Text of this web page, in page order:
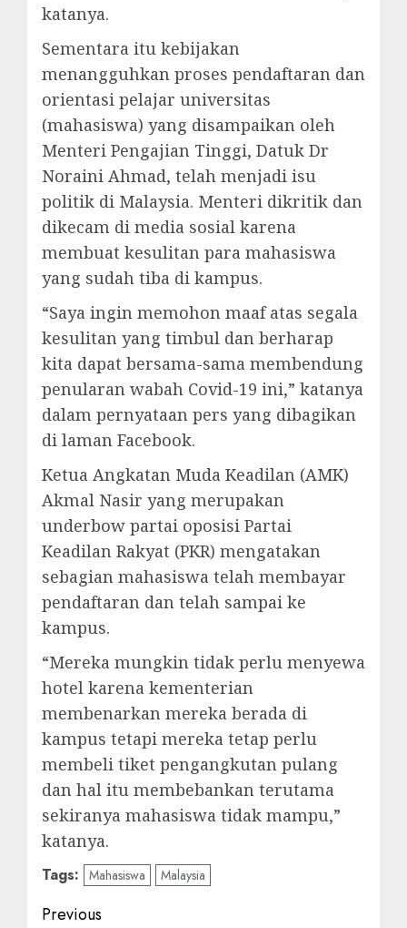
katanya.
Sementara itu kebijakan
menangguhkan proses pendaftaran dan
orientasi pelajar universitas
(mahasiswa) yang disampaikan oleh
Menteri Pengajian Tinggi, Datuk Dr
Noraini Ahmad, telah menjadi isu
politik di Malaysia. Menteri dikritik dan
dikecam di media sosial karena
membuat kesulitan para mahasiswa
yang sudah tiba di kampus.
“Saya ingin memohon maaf atas segala
kesulitan yang timbul dan berharap
kita dapat bersama-sama membendung
penularan wabah Covid-19 ini,” katanya
dalam pernyataan pers yang dibagikan
di laman Facebook.
Ketua Angkatan Muda Keadilan (AMK)
Akmal Nasir yang merupakan
underbow partai oposisi Partai
Keadilan Rakyat (PKR) mengatakan
sebagian mahasiswa telah membayar
pendaftaran dan telah sampai ke
kampus.
“Mereka mungkin tidak perlu menyewa
hotel karena kementerian
membenarkan mereka berada di
kampus tetapi mereka tetap perlu
membeli tiket pengangkutan pulang
dan hal itu membebankan terutama
sekiranya mahasiswa tidak mampu,”
katanya.
Tags: Mahasiswa Malaysia
Post
Previous